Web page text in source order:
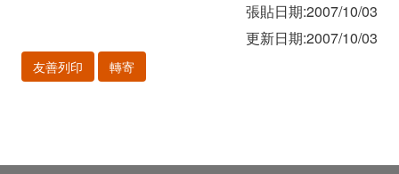
張貼日期:2007/10/03
更新日期:2007/10/03
友善列印 轉寄